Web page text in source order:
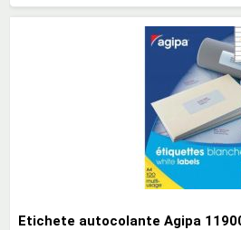
Etichete autocolante Agipa